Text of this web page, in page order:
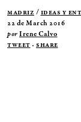
Madriz /Ideas y
22 de March 2016
porIrene Calvo
Tweet · Share